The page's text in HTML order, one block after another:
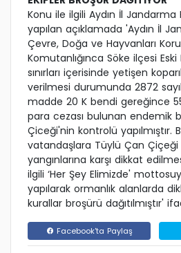
Konu ile ilgili Aydın İl Jandarma
yapılan açıklamada 'Aydın İl
Çevre, Doğa ve Hayvanları
Komutanlığınca Söke ilçesi
sınırları içerisinde yetişen
verilmesi durumunda 2872
madde 20 K bendi gereğince
para cezası bulunan endemik
Çiceği'nin kontrolü yapılmıştır.
vatandaşlara Tüylü Çan
yangınlarına karşı dikkat
ilgili ‘Her Şey Elimizde'
yapılarak ormanlık alanlarda
kurallar broşürü dağıtılmıştır'
Facebook'ta Paylaş